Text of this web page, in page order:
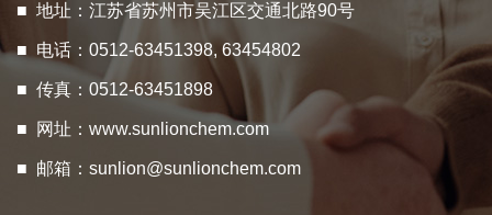
■ 地址：江苏省苏州市吴江区交通北路90号
■ 电话：0512-63451398, 63454802
■ 传真：0512-63451898
■ 网址： www.sunlionchem.com
■ 邮箱： sunlion@sunlionchem.com